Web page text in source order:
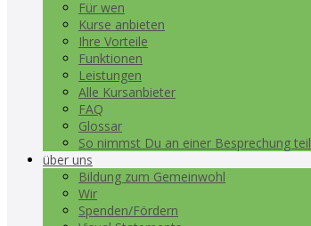
Für wen
Kurse anbieten
Ihre Vorteile
Funktionen
Leistungen
Alle Kursanbieter
FAQ
Glossar
So nimmst Du an einer Besprechung teil
über uns
Bildung zum Gemeinwohl
Wir
Spenden/Fördern